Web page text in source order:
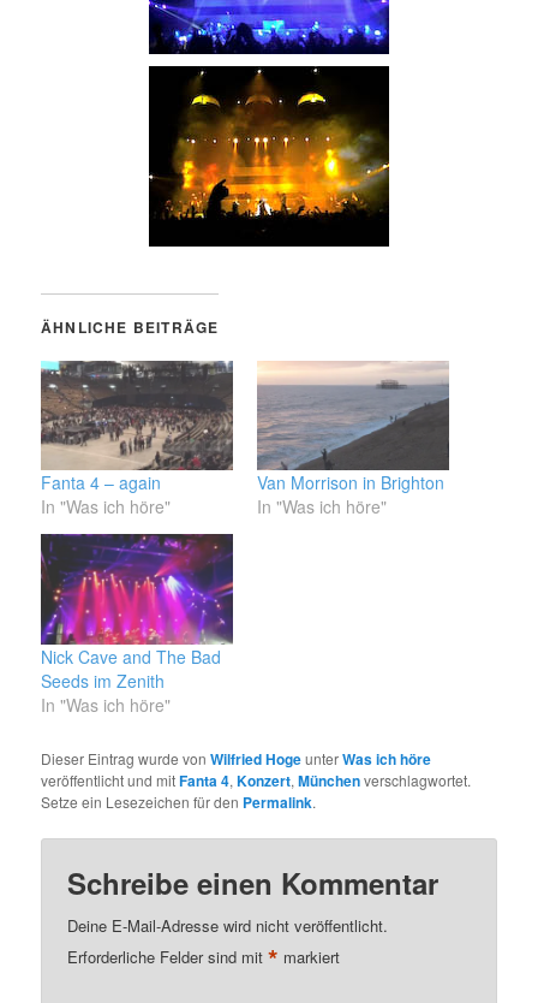
ÄHNLICHE BEITRÄGE
Fanta 4 – again
In "Was ich höre"
Van Morrison in Brighton
In "Was ich höre"
Nick Cave and The Bad
Seeds im Zenith
In "Was ich höre"
Dieser Eintrag wurde vonWilfried HogeunterWas ich höre
veröffentlicht und mitFanta 4,Konzert,Münchenverschlagwortet.
Setze ein Lesezeichen für den Permalink.
Schreibe einen Kommentar
Deine E-Mail-Adresse wird nicht veröffentlicht.
Erforderliche Felder sind mit* markiert